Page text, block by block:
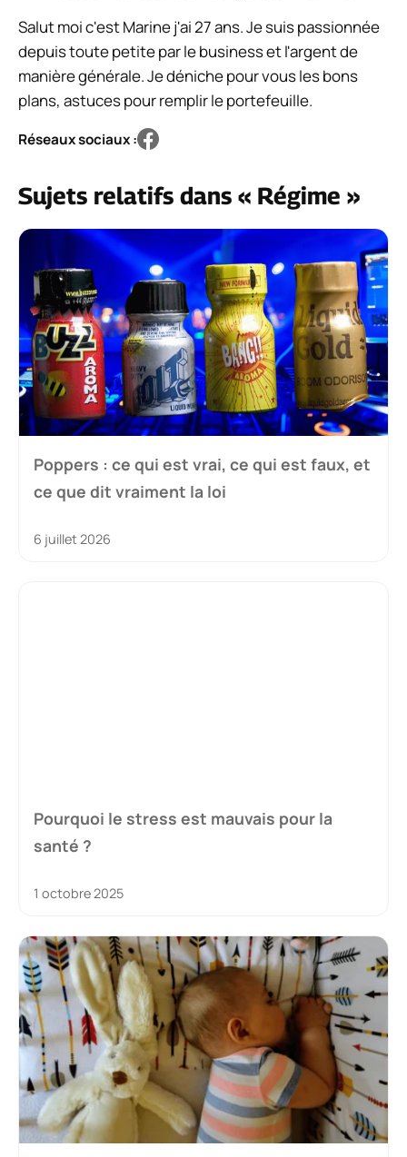
Salut moi c'est Marine j'ai 27 ans. Je suis passionnée
depuis toute petite par le business et l'argent de
manière générale. Je déniche pour vous les bons
plans, astuces pour remplir le portefeuille.
Réseaux sociaux :
Sujets relatifs dans « Régime »
Poppers : ce qui est vrai, ce qui est faux, et
ce que dit vraiment la loi
6 juillet 2026
Pourquoi le stress est mauvais pour la
santé ?
1 octobre 2025